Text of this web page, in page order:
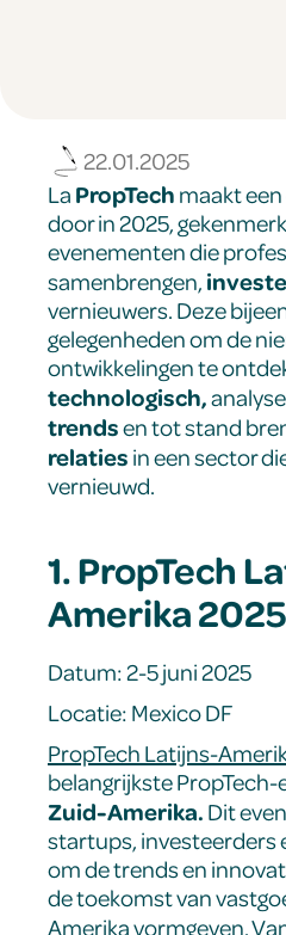
22.01.2025
La PropTech maakt
door in 2025,
evenementen die
samenbrengen,
vernieuwers. Deze
gelegenheden om de
ontwikkelingen te
technologisch,
trendsen tot stand
relaties in een sector
vernieuwd.
1. PropTech
Amerika 2025
Datum: 2-5 juni 2025
Locatie: Mexico DF
PropTech Latijns-
belangrijkste
Zuid-Amerika. Dit
startups, investeerders
om de trends en
de toekomst van
Amerika vormgeven.